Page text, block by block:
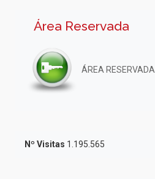
Área Reservada
ÁREA RESERVADA
Nº Visitas 1.195.565